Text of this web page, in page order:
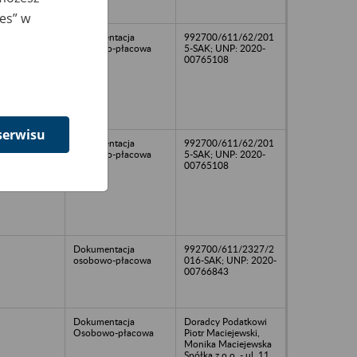
Dokumentacja
osobowo-płacowa
992700/611/62/201
5-SAK; UNP: 2020-
00765108
Dokumentacja
osobowo-płacowa
992700/611/62/201
5-SAK; UNP: 2020-
00765108
Dokumentacja
osobowo-płacowa
992700/611/2327/2
016-SAK; UNP: 2020-
00766843
Dokumentacja
Osobowo-płacowa
Doradcy Podatkowi
Piotr Maciejewski,
Monika Maciejewska
w